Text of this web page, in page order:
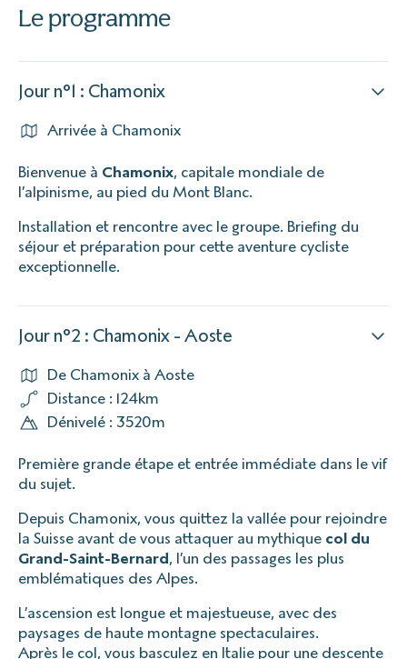
Le programme
Jour n°1 : Chamonix
Arrivée à Chamonix
Bienvenue à Chamonix, capitale mondiale de
l’alpinisme, au pied du Mont Blanc.
Installation et rencontre avec le groupe. Briefing du
séjour et préparation pour cette aventure cycliste
exceptionnelle.
Jour n°2 : Chamonix - Aoste
De Chamonix à Aoste
Distance : 124km
Dénivelé : 3520m
Première grande étape et entrée immédiate dans le vif
du sujet.
Depuis Chamonix, vous quittez la vallée pour rejoindre
la Suisse avant de vous attaquer au mythique col du
Grand-Saint-Bernard, l’un des passages les plus
emblématiques des Alpes.
L’ascension est longue et majestueuse, avec des
paysages de haute montagne spectaculaires.
Après le col, vous basculez en Italie pour une descente